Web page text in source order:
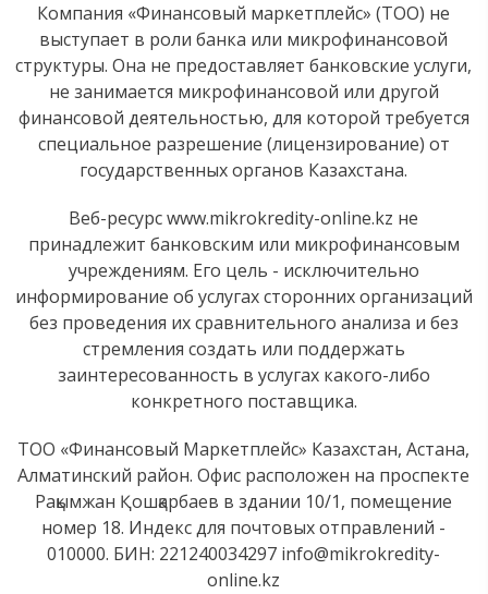
Компания «Финансовый маркетплейс» (ТОО) не
выступает в роли банка или микрофинансовой
структуры. Она не предоставляет банковские услуги,
не занимается микрофинансовой или другой
финансовой деятельностью, для которой требуется
специальное разрешение (лицензирование) от
государственных органов Казахстана.
Веб-ресурс www.mikrokredity-online.kz не
принадлежит банковским или микрофинансовым
учреждениям. Его цель - исключительно
информирование об услугах сторонних организаций
без проведения их сравнительного анализа и без
стремления создать или поддержать
заинтересованность в услугах какого-либо
конкретного поставщика.
ТОО «Финансовый Маркетплейс» Казахстан, Астана,
Алматинский район. Офис расположен на проспекте
Рақымжан Қошқарбаев в здании 10/1, помещение
номер 18. Индекс для почтовых отправлений -
010000. БИН: 221240034297 info@mikrokredity-
online.kz